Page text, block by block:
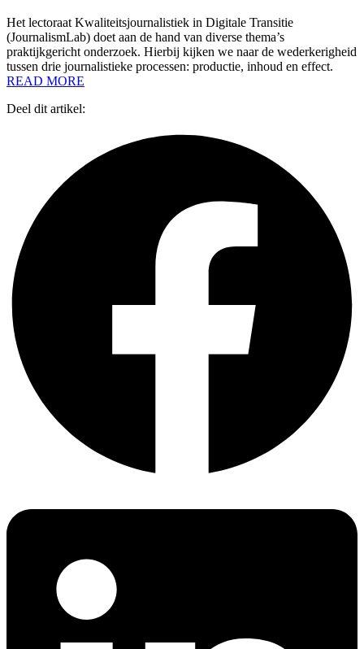
Het lectoraat Kwaliteitsjournalistiek in Digitale Transitie
(JournalismLab) doet aan de hand van diverse thema’s
praktijkgericht onderzoek. Hierbij kijken we naar de wederkerigheid
tussen drie journalistieke processen: productie, inhoud en effect.
READ MORE
Deel dit artikel: